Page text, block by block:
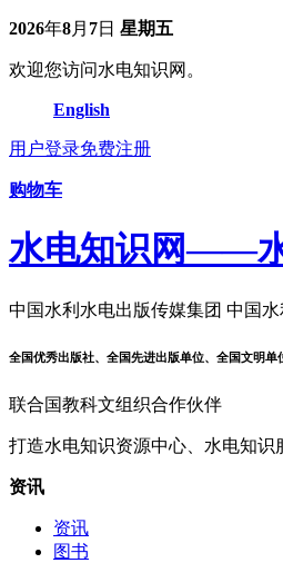
2026年8月 7日 星期五
欢迎您访问水电知识网。
English
用户登录免费注册
购物车
水电知识网——
中国水利水电出版传媒集团 中国
全国优秀出版社、全国先进出版单位、全国文明单
联合国教科文组织合作伙伴
打造水电知识资源中心、水电知识
资讯
资讯
图书